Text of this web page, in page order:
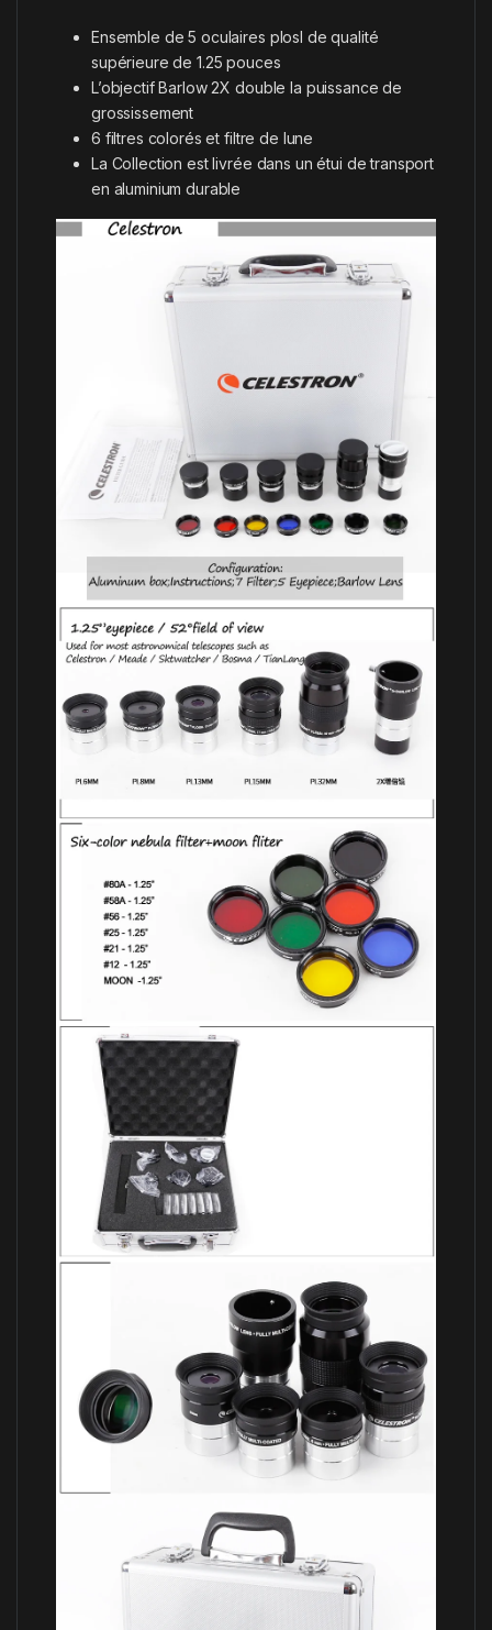
Ensemble de 5 oculaires plosl de qualité
supérieure de 1.25 pouces
L’objectif Barlow 2X double la puissance de
grossissement
6 filtres colorés et filtre de lune
La Collection est livrée dans un étui de transport
en aluminium durable